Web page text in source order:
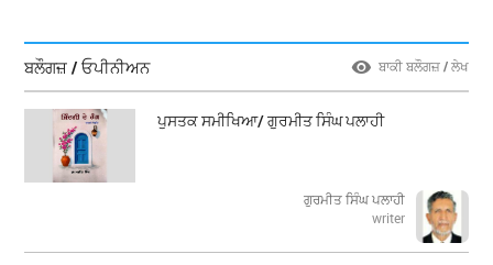
ਬਲੌਗਜ਼ / ਓਪੀਨੀਅਨ ਬਾਕੀ ਬਲੌਗਜ਼ / ਲੇਖ
ਪੁਸਤਕ ਸਮੀਖਿਆ/ ਗੁਰਮੀਤ ਸਿੰਘ ਪਲਾਹੀ
ਗੁਰਮੀਤ ਸਿੰਘ ਪਲਾਹੀ
writer